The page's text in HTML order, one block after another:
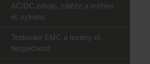
AC/DC zdroje, zátěže a měření
el. výkonu
Testování EMC a testery el.
bezpečnosti